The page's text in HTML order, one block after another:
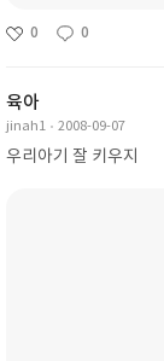
0 0
육아
jinah1 2008-09-07
우리아기 잘 키우지